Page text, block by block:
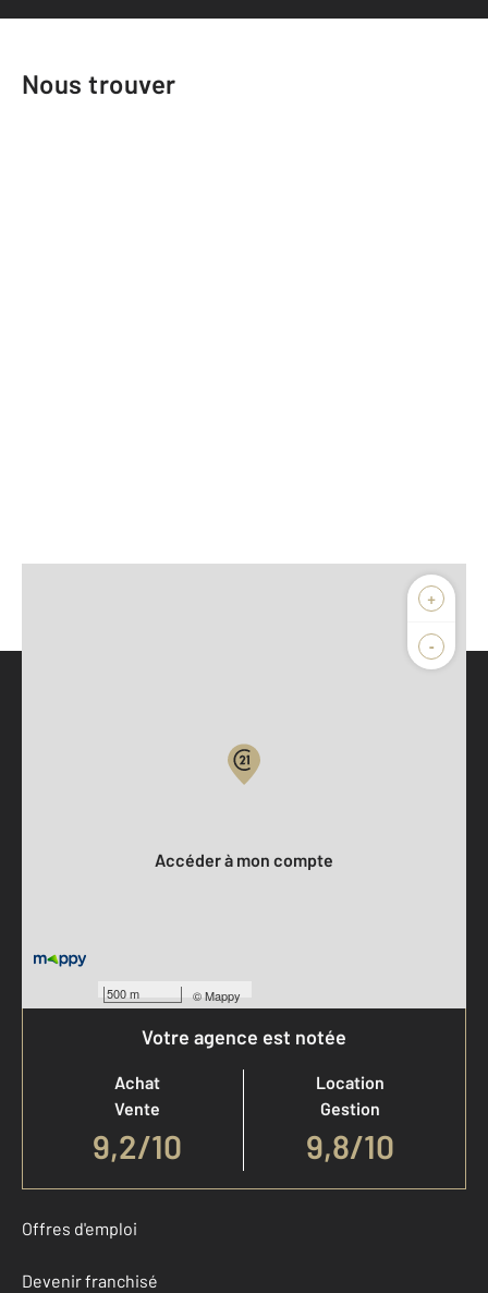
Nous trouver
+
-
500 m ©Mappy
Accéder à mon compte
Votre agence est notée
Achat
Vente
9,2/10
Location
Gestion
9,8/10
Offres d'emploi
Devenir franchisé